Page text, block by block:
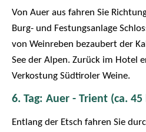
Von Auer aus fahren Sie
Burg- und Festungsanlage
von Weinreben bezaubert der
See der Alpen. Zurück im Hotel
Verkostung Südtiroler Weine.
6. Tag: Auer - Trient (ca. 45
Entlang der Etsch fahren Sie